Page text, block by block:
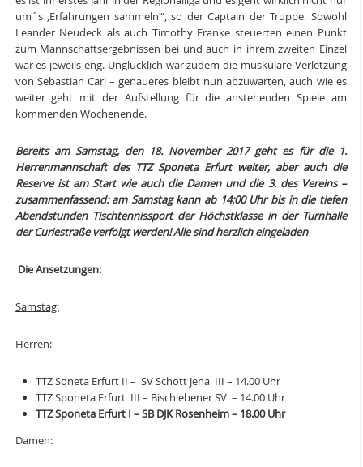
um´s ‚Erfahrungen sammeln‘“, so der Captain der Truppe. Sowohl
Leander Neudeck als auch Timothy Franke steuerten einen Punkt
zum Mannschaftsergebnissen bei und auch in ihrem zweiten Einzel
war es jeweils eng. Unglücklich war zudem die muskuläre Verletzung
von Sebastian Carl – genaueres bleibt nun abzuwarten, auch wie es
weiter geht mit der Aufstellung für die anstehenden Spiele am
kommenden Wochenende.
Bereits am Samstag, den 18. November 2017 geht es für die 1.
Herrenmannschaft des TTZ Sponeta Erfurt weiter, aber auch die
Reserve ist am Start wie auch die Damen und die 3. des Vereins –
zusammenfassend: am Samstag kann ab 14:00 Uhr bis in die tiefen
Abendstunden Tischtennissport der Höchstklasse in der Turnhalle
der Curiestraße verfolgt werden! Alle sind herzlich eingeladen
Die Ansetzungen:
Samstag:
Herren:
TTZ Soneta Erfurt II – SV Schott Jena III – 14.00 Uhr
TTZ Sponeta Erfurt III – Bischlebener SV – 14.00 Uhr
TTZ Sponeta Erfurt I – SB DJK Rosenheim–18.00 Uhr
Damen: